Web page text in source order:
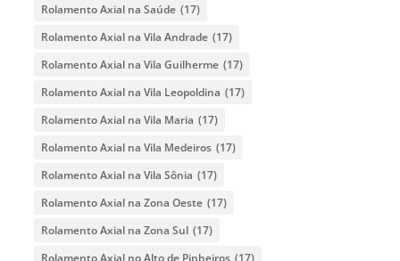
Rolamento Axial na Saúde (17)
Rolamento Axial na Vila Andrade (17)
Rolamento Axial na Vila Guilherme (17)
Rolamento Axial na Vila Leopoldina (17)
Rolamento Axial na Vila Maria (17)
Rolamento Axial na Vila Medeiros (17)
Rolamento Axial na Vila Sônia (17)
Rolamento Axial na Zona Oeste (17)
Rolamento Axial na Zona Sul (17)
Rolamento Axial no Alto de Pinheiros (17)